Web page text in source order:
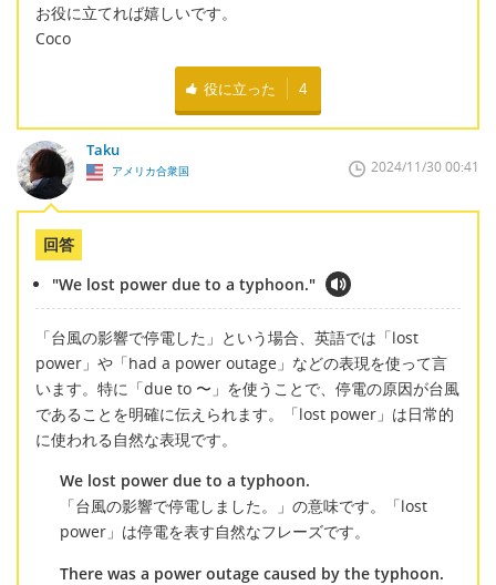
お役に立てれば嬉しいです。
Coco
役に立った 4
Taku
アメリカ合衆国 2024/11/30 00:41
回答
"We lost power due to a typhoon."
「台風の影響で停電した」という場合、英語では「lost
power」や「had a power outage」などの表現を使って言
います。特に「due to 〜」を使うことで、停電の原因が台風
であることを明確に伝えられます。「lost power」は日常的
に使われる自然な表現です。
We lost power due to a typhoon.
「台風の影響で停電しました。」の意味です。「lost
power」は停電を表す自然なフレーズです。
There was a power outage caused by the typhoon.